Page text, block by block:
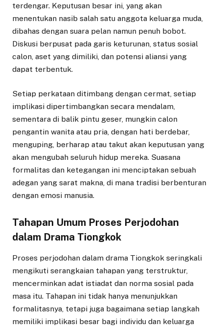
terdengar. Keputusan besar ini, yang akan
menentukan nasib salah satu anggota keluarga muda,
dibahas dengan suara pelan namun penuh bobot.
Diskusi berpusat pada garis keturunan, status sosial
calon, aset yang dimiliki, dan potensi aliansi yang
dapat terbentuk.
Setiap perkataan ditimbang dengan cermat, setiap
implikasi dipertimbangkan secara mendalam,
sementara di balik pintu geser, mungkin calon
pengantin wanita atau pria, dengan hati berdebar,
menguping, berharap atau takut akan keputusan yang
akan mengubah seluruh hidup mereka. Suasana
formalitas dan ketegangan ini menciptakan sebuah
adegan yang sarat makna, di mana tradisi berbenturan
dengan emosi manusia.
Tahapan Umum Proses Perjodohan
dalam Drama Tiongkok
Proses perjodohan dalam drama Tiongkok seringkali
mengikuti serangkaian tahapan yang terstruktur,
mencerminkan adat istiadat dan norma sosial pada
masa itu. Tahapan ini tidak hanya menunjukkan
formalitasnya, tetapi juga bagaimana setiap langkah
memiliki implikasi besar bagi individu dan keluarga